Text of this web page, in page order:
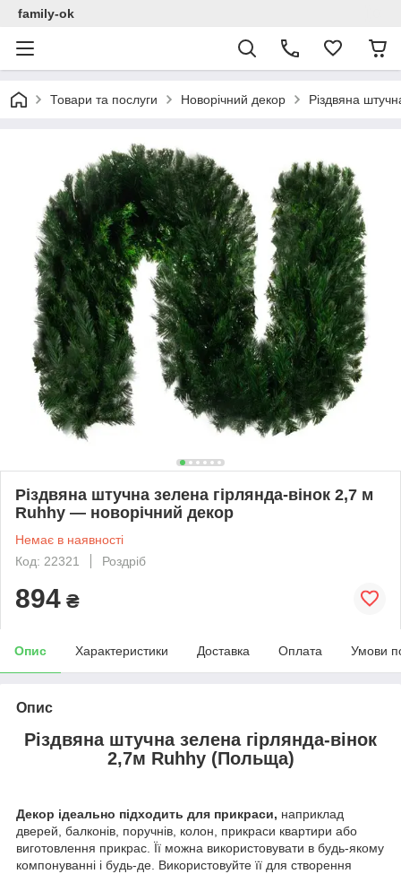
family-ok
Товари та послуги Новорічний декор Різдвяна
Різдвяна штучна зелена гірлянда-вінок 2,7 м
Ruhhy — новорічний декор
Немає в наявності
Код: 22321
Роздріб
894 ₴
Опис Характеристики Доставка Оплата Умови
Опис
Різдвяна штучна зелена гірлянда-вінок
2,7м Ruhhy (Польща)
Декор ідеально підходить для прикраси, наприклад
дверей, балконів, поручнів, колон, прикраси квартири або
виготовлення прикрас. Її можна використовувати в будь-якому
компонуванні і будь-де. Використовуйте її для створення